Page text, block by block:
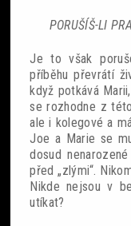
Povídky
Blackout
PORUŠÍŠ-LI
Je to však
příběhu převrátí
když potkává
se rozhodne z
ale i kolegové a
Joe a Marie se
dosud
před „zlými“.
Nikde nejsou v
utíkat?